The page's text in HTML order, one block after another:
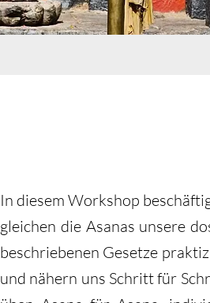
In diesem Workshop
gleichen die Asanas unsere
beschriebenen Gesetze
und nähern uns Schritt für